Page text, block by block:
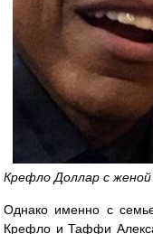
Крефло Доллар с
Однако именно с
Крефло и Таффи